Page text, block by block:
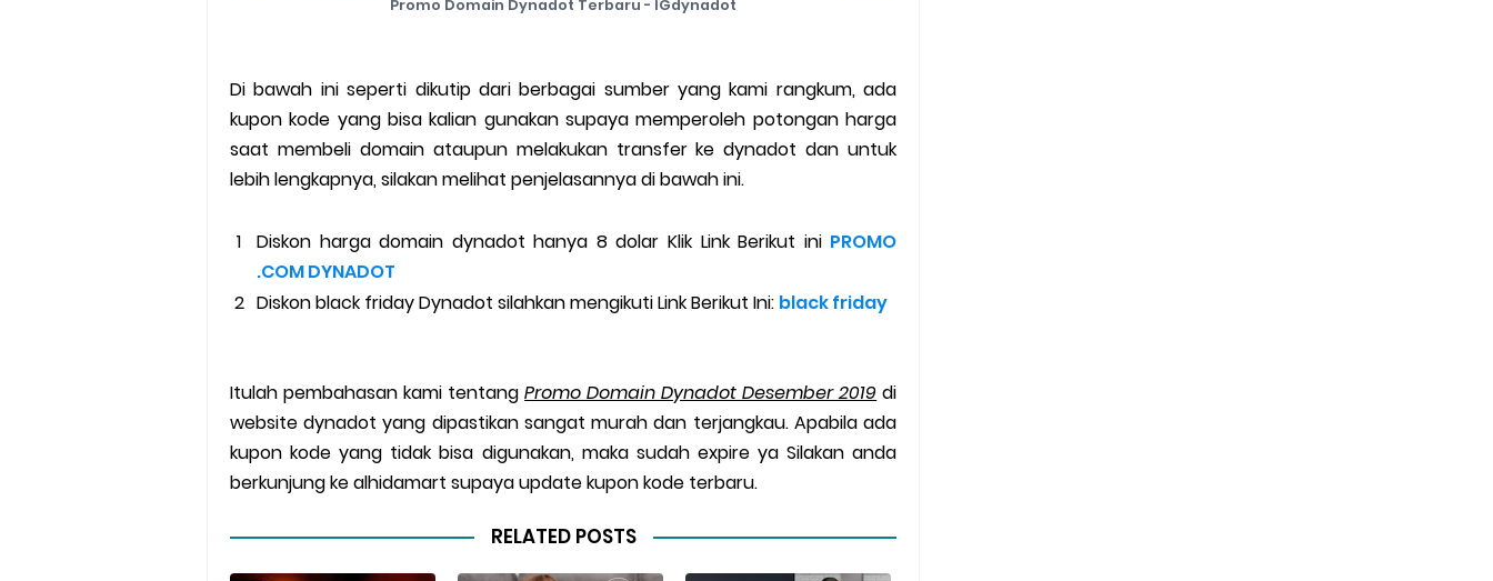
Promo Domain Dynadot Terbaru - IGdynadot
Di bawah ini seperti dikutip dari berbagai sumber yang kami rangkum, ada
kupon kode yang bisa kalian gunakan supaya memperoleh potongan harga
saat membeli domain ataupun melakukan transfer ke dynadot dan untuk
lebih lengkapnya, silakan melihat penjelasannya di bawah ini.
Diskon harga domain dynadot hanya 8 dolar Klik Link Berikut ini PROMO
.COM DYNADOT
Diskon black friday Dynadot silahkan mengikuti Link Berikut Ini: black friday
Itulah pembahasan kami tentangPromo Domain Dynadot Desember 2019 di
website dynadot yang dipastikan sangat murah dan terjangkau. Apabila ada
kupon kode yang tidak bisa digunakan, maka sudah expire ya Silakan anda
berkunjung ke alhidamart supaya update kupon kode terbaru.
RELATED POSTS